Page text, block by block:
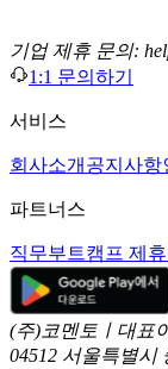
기업 제휴 문의:
1:1 문의하기
서비스
회사소개 공지사항
파트너스
직무부트캠프 제휴
(주)코멘토ㅣ대표
04512 서울특별시